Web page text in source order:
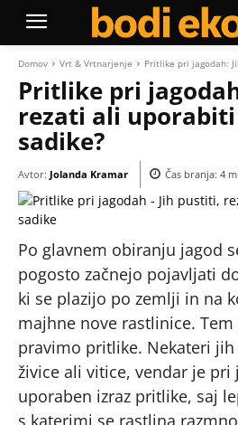
Domov Vrt & Vrtnarjenje Pritlike pri jagodah:
Pritlike pri
rezati ali uporabiti
sadike?
Avtor: Jolanda Kramar Čas branja: 4
Po glavnem obiranju jagod
pogosto začnejo pojavljati
ki se plazijo po zemlji in na
majhne nove rastlinice.
pravimo pritlike. Nekateri
živice ali vitice, vendar je pri
uporaben izraz pritlike, saj
s katerimi se rastlina